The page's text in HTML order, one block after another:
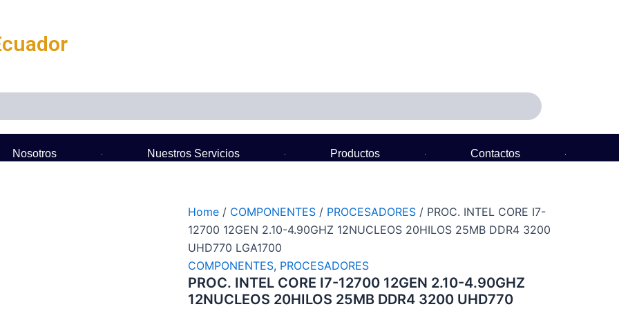
Nosotros Nuestros Servicios Productos
Contactos
Home / COMPONENTES / PROCESADORES / PROC. INTEL CORE I7-
12700 12GEN 2.10-4.90GHZ 12NUCLEOS 20HILOS 25MB DDR4 3200
UHD770 LGA1700
COMPONENTES, PROCESADORES
PROC. INTEL CORE I7-12700 12GEN 2.10-4.90GHZ
12NUCLEOS 20HILOS 25MB DDR4 3200 UHD770